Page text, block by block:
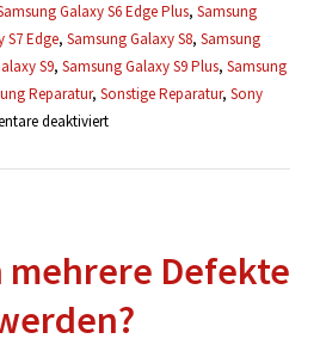
Galaxy S6 Edge Plus, Samsung
S7 Edge, Samsung Galaxy S8, Samsung
S9, Samsung Galaxy S9 Plus, Samsung
Reparatur, Sonstige Reparatur, Sony
deaktiviertfür
meine
Reparatur
verloren
gehen?
mehrere Defekte